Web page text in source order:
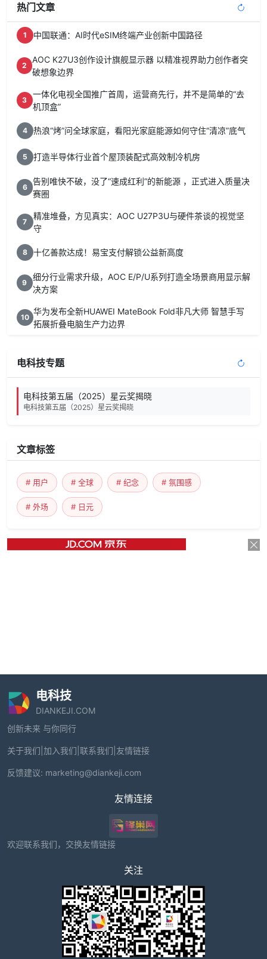
热门文章
1 中国联通：AI时代eSIM终端产业创新中国路径
2
AOC K27U3创作设计旗舰显示器 以精准视界助力创作者突
破想象边界
3
一体化电视全国推广首周，运营商先行，并不是简单的“去
机顶盒”
4 热浪“烤”问全球家庭，看阳光家庭能源如何守住“清凉”底气
5 打造半导体行业首个屋顶装配式高效制冷机房
6
告别唯快不破，没了“速成红利”的新能源 ，正式进入质量决
赛圈
7
精准堆叠，方见真实：AOC U27P3U与硬件茶谈的视觉坚
守
8 十亿善款达成！易宝支付解锁公益新高度
9
细分行业需求升级，AOC E/P/U系列打造全场景商用显示解
决方案
10
华为发布全新HUAWEI MateBook Fold非凡大师 智慧手写
拓展折叠电脑生产力边界
电科技专题
电科技第五届（2025）星云奖揭晓
电科技第五届（2025）星云奖揭晓
文章标签
# 用户 # 全球 # 纪念 # 氛围感
# 外场 # 日元
电科技
DIANKEJI.COM
创新未来 与你同行
关于我们 加入我们 联系我们 友情链接
反馈建议: marketing@diankeji.com
友情连接
欢迎联系我们，交换友情链接
关注